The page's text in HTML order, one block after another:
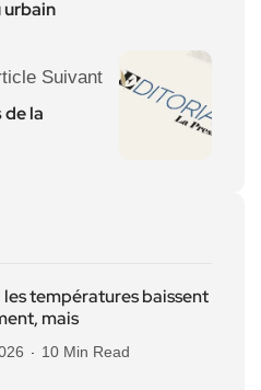
urbain
Suivant
la
les températures baissent
mais
10 Min Read